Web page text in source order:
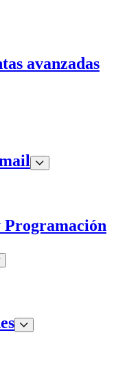
avanzadas
Programación